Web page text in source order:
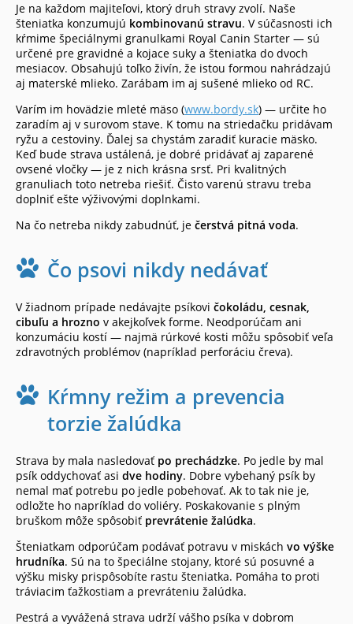
Je na každom majiteľovi, ktorý druh stravy zvolí. Naše
šteniatka konzumujú kombinovanú stravu. V súčasnosti ich
kŕmime špeciálnymi granulkami Royal Canin Starter — sú
určené pre gravidné a kojace suky a šteniatka do dvoch
mesiacov. Obsahujú toľko živín, že istou formou nahrádzajú
aj materské mlieko. Zarábam im aj sušené mlieko od RC.
Varím im hovädzie mleté mäso (www.bordy.sk) — určite ho
zaradím aj v surovom stave. K tomu na striedačku pridávam
ryžu a cestoviny. Ďalej sa chystám zaradiť kuracie mäsko.
Keď bude strava ustálená, je dobré pridávať aj zaparené
ovsené vločky — je z nich krásna srsť. Pri kvalitných
granuliach toto netreba riešiť. Čisto varenú stravu treba
doplniť ešte výživovými doplnkami.
Na čo netreba nikdy zabudnúť, je čerstvá pitná voda.
Čo psovi nikdy nedávať
V žiadnom prípade nedávajte psíkovi čokoládu, cesnak,
cibuľu a hrozno v akejkoľvek forme. Neodporúčam ani
konzumáciu kostí — najmä rúrkové kosti môžu spôsobiť veľa
zdravotných problémov (napríklad perforáciu čreva).
Kŕmny režim a prevencia
torzie žalúdka
Strava by mala nasledovať po prechádzke. Po jedle by mal
psík oddychovať asi dve hodiny. Dobre vybehaný psík by
nemal mať potrebu po jedle pobehovať. Ak to tak nie je,
odložte ho napríklad do voliéry. Poskakovanie s plným
bruškom môže spôsobiť prevrátenie žalúdka.
Šteniatkam odporúčam podávať potravu v miskách vo výške
hrudníka. Sú na to špeciálne stojany, ktoré sú posuvné a
výšku misky prispôsobíte rastu šteniatka. Pomáha to proti
tráviacim ťažkostiam a prevráteniu žalúdka.
Pestrá a vyvážená strava udrží vášho psíka v dobrom